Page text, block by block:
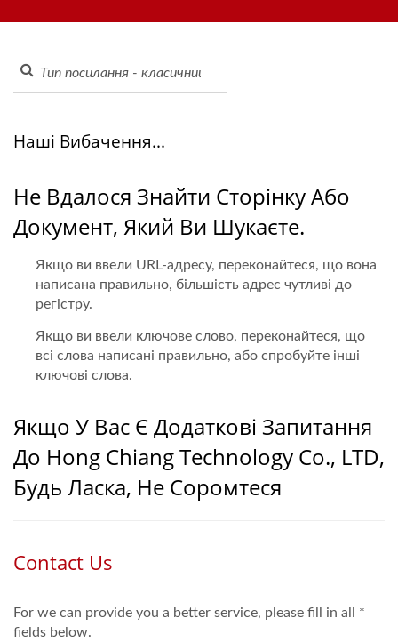
Конвеєрна Стрічка Для
Суші - Виробник Стрічок
Для Доставки Їжі | Hong
Chiang
з нами.
Наші Вибачення...
Не Вдалося Знайти Сторінку Або
Документ, Який Ви Шукаєте.
Якщо ви ввели URL-адресу, переконайтеся, що вона
написана правильно, більшість адрес чутливі до
регістру.
Якщо ви ввели ключове слово, переконайтеся, що
всі слова написані правильно, або спробуйте інші
ключові слова.
Якщо У Вас Є Додаткові Запитання
До Hong Chiang Technology Co., LTD,
Будь Ласка, Не Соромтеся